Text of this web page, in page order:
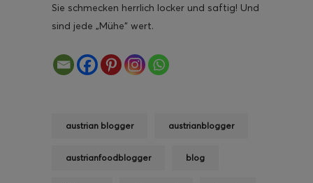
Sie schmecken herrlich locker und saftig! Und
sind jede „Mühe“ wert.
austrian blogger austrianblogger
austrianfoodblogger blog